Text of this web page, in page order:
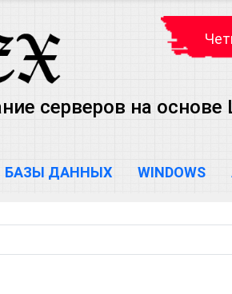
серверов на основе
БАЗЫ ДАННЫХ WINDOWS